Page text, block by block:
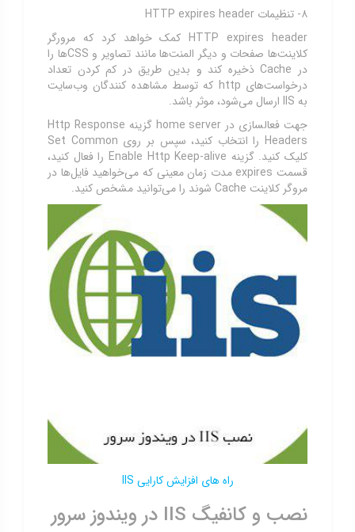
۸- تنظیمات HTTP expires header
HTTP expires header کمک خواهد کرد که مرورگر
کلاینت‌ها صفحات و دیگر المنت‌ها مانند تصاویر و CSSها را
در Cache ذخیره کند و بدین طریق در کم کردن تعداد
درخواست‌های http که توسط مشاهده کنندگان وب‌سایت
به IIS ارسال می‌شود، موثر باشد.
جهت فعالسازی در home server گزینه Http Response
Headers را انتخاب کنید، سپس بر روی Set Common
کلیک کنید. گزینه Enable Http Keep-alive را فعال کنید،
قسمت expires مدت زمان معینی که می‌خواهید فایل‌ها در
مروگر کلاینت Cache شوند را می‌توانید مشخص کنید.
راه های افزایش کارایی IIS
نصب و کانفیگ IIS در ویندوز سرور